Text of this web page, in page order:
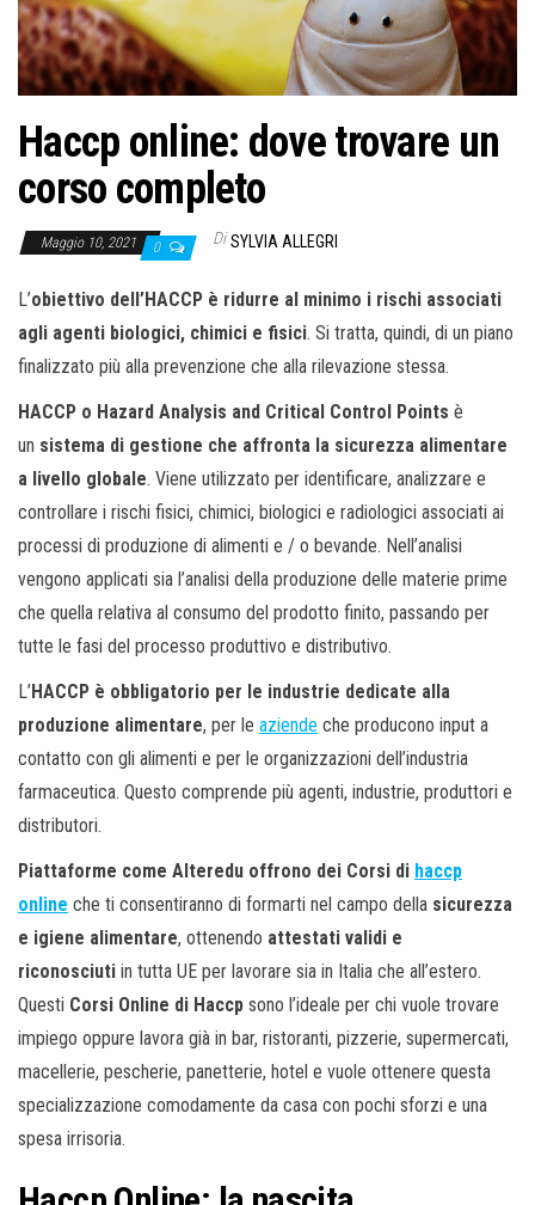
n
e
Haccp online: dove trovare un
corso completo
Maggio 10, 2021 0 Di SYLVIA ALLEGRI
L’obiettivo dell’HACCP è ridurre al minimo i rischi associati
agli agenti biologici, chimici e fisici. Si tratta, quindi, di un piano
finalizzato più alla prevenzione che alla rilevazione stessa.
HACCP o Hazard Analysis and Critical Control Points è
un sistema di gestione che affronta la sicurezza alimentare
a livello globale. Viene utilizzato per identificare, analizzare e
controllare i rischi fisici, chimici, biologici e radiologici associati ai
processi di produzione di alimenti e / o bevande. Nell’analisi
vengono applicati sia l’analisi della produzione delle materie prime
che quella relativa al consumo del prodotto finito, passando per
tutte le fasi del processo produttivo e distributivo.
L’HACCP è obbligatorio per le industrie dedicate alla
produzione alimentare, per le aziende che producono input a
contatto con gli alimenti e per le organizzazioni dell’industria
farmaceutica. Questo comprende più agenti, industrie, produttori e
distributori.
Piattaforme come Alteredu offrono dei Corsi di haccp
online che ti consentiranno di formarti nel campo della sicurezza
e igiene alimentare, ottenendo attestati validi e
riconosciuti in tutta UE per lavorare sia in Italia che all’estero.
Questi Corsi Online di Haccp sono l’ideale per chi vuole trovare
impiego oppure lavora già in bar, ristoranti, pizzerie, supermercati,
macellerie, pescherie, panetterie, hotel e vuole ottenere questa
specializzazione comodamente da casa con pochi sforzi e una
spesa irrisoria.